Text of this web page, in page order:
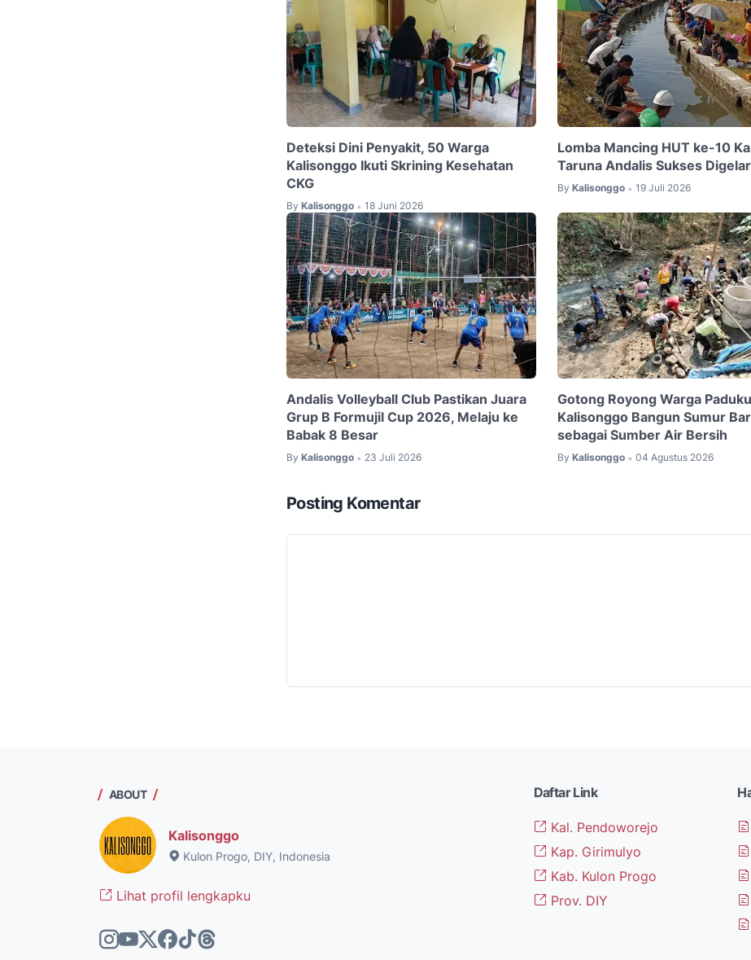
Deteksi Dini Penyakit, 50 Warga
Kalisonggo Ikuti Skrining Kesehatan
CKG
By Kalisonggo • 18 Juni 2026
Lomba Mancing HUT ke-10
Taruna Andalis Sukses Digelar
By Kalisonggo • 19 Juli 2026
Andalis Volleyball Club Pastikan Juara
Grup B Formujil Cup 2026, Melaju ke
Babak 8 Besar
By Kalisonggo • 23 Juli 2026
Gotong Royong Warga
Kalisonggo Bangun Sumur
sebagai Sumber Air Bersih
By Kalisonggo • 04 Agustus 2026
Posting Komentar
ABOUT
Kalisonggo
Kulon Progo, DIY, Indonesia
Lihat profil lengkapku
Daftar Link
Kal. Pendoworejo
Kap. Girimulyo
Kab. Kulon Progo
Prov. DIY